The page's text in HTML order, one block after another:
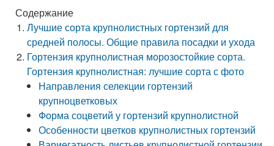
Содержание
Лучшие сорта крупнолистных гортензий для
средней полосы. Общие правила посадки и ухода
Гортензия крупнолистная морозостойкие сорта.
Гортензия крупнолистная: лучшие сорта с фото
Направления селекции гортензий
крупноцветковых
Форма соцветий у гортензий крупнолистной
Особенности цветков крупнолистных гортензий